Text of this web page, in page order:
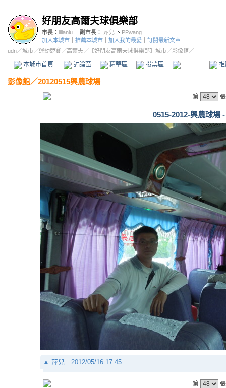
好朋友高爾夫球俱樂部
市長： lilianlu 副市長： 萍兒 、 PPwang
加入本城市
推薦本城市 加入我的最愛
訂閱最新文章
udn／城市／運動競賽／高爾夫／ 【好朋友高爾夫球俱樂部】城市／影像館／
本城市首頁 討論區 精華區 投票區 影像館
影像館／20120515興農球場
第
0515-2012-興農球場
▲ 萍兒 2012/05/16 17:45
第